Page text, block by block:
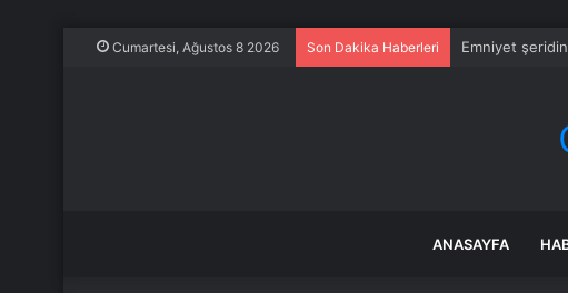
Cumartesi, Ağustos 8 2026 Son Dakika Haberleri Emniyet
ANASAYFA